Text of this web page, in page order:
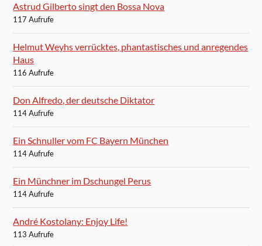
Astrud Gilberto singt den Bossa Nova
117 Aufrufe
Helmut Weyhs verrücktes, phantastisches und anregendes
Haus
116 Aufrufe
Don Alfredo, der deutsche Diktator
114 Aufrufe
Ein Schnuller vom FC Bayern München
114 Aufrufe
Ein Münchner im Dschungel Perus
114 Aufrufe
André Kostolany: Enjoy Life!
113 Aufrufe